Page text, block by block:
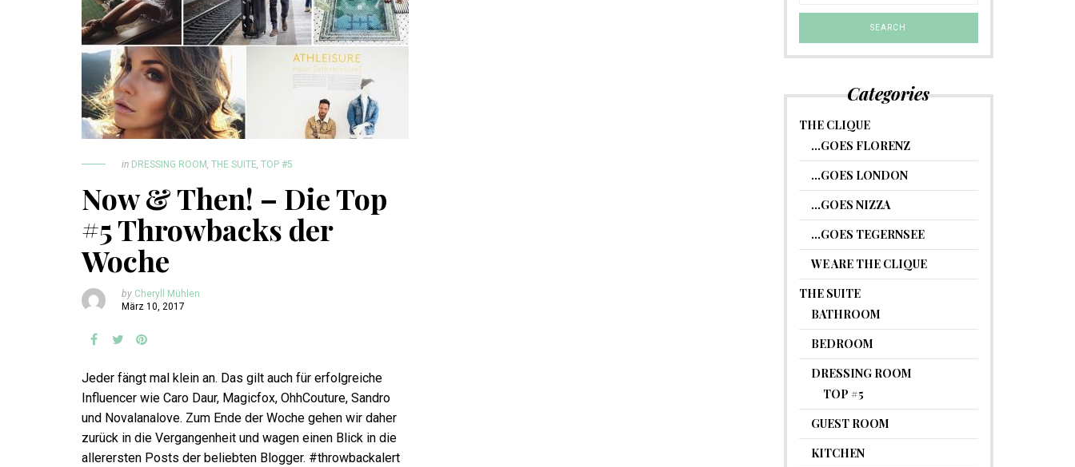
in DRESSING ROOM, THE SUITE, TOP #5
Now & Then! – Die Top
#5 Throwbacks der
Woche
by Cheryll Mühlen
März 10, 2017
Jeder fängt mal klein an. Das gilt auch für erfolgreiche
Influencer wie Caro Daur, Magicfox, OhhCouture, Sandro
und Novalanalove. Zum Ende der Woche gehen wir daher
zurück in die Vergangenheit und wagen einen Blick in die
allerersten Posts der beliebten Blogger. #throwbackalert
Categories
THE CLIQUE
…GOES FLORENZ
…GOES LONDON
…GOES NIZZA
…GOES TEGERNSEE
WE ARE THE CLIQUE
THE SUITE
BATHROOM
BEDROOM
DRESSING ROOM
TOP #5
GUEST ROOM
KITCHEN